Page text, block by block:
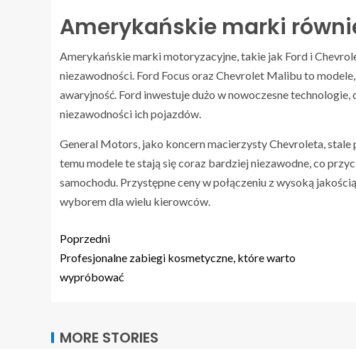
Amerykańskie marki
Amerykańskie marki motoryzacyjne, takie jak Ford i
niezawodności. Ford Focus oraz Chevrolet Malibu to
awaryjność. Ford inwestuje dużo w nowoczesne
niezawodności ich pojazdów.
General Motors, jako koncern macierzysty Chevroleta,
temu modele te stają się coraz bardziej niezawodne, co
samochodu. Przystępne ceny w połączeniu z wysoką
wyborem dla wielu kierowców.
Poprzedni
Profesjonalne zabiegi kosmetyczne, które warto
wypróbować
MORE STORIES